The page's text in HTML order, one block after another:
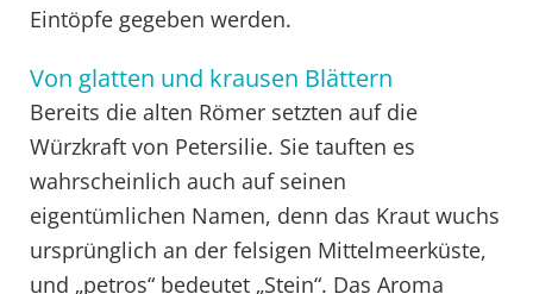
Eintöpfe gegeben werden.
Von glatten und krausen Blättern
Bereits die alten Römer setzten auf die
Würzkraft von Petersilie. Sie tauften es
wahrscheinlich auch auf seinen
eigentümlichen Namen, denn das Kraut wuchs
ursprünglich an der felsigen Mittelmeerküste,
und „petros“ bedeutet „Stein“. Das Aroma